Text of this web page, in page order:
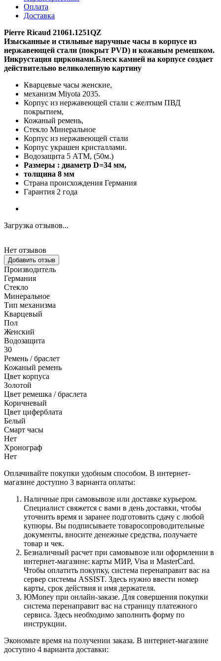
Оплата
Доставка
Pierre Ricaud 21061.1251QZ
Изысканные и стильные наручные часы в корпусе из
нержавеющей стали (покрыт PVD) и кожаным ремешком.
Инкрустация цирконами.Блеск камней на корпусе создает
действительно великолепную картину
Кварцевые часы женские,
механизм Miyota 2035.
Корпус из нержавеющей стали с желтым ПВД
покрытием,
Кожаный ремень,
Стекло Минеральное
Корпус из нержавеющей стали
Корпус украшен кристаллами.
Водозащита 5 АТМ, (50м.)
Размеры : диаметр D=34 мм,
толщина 8 мм
Страна происхождения Германия
Гарантия 2 года
Загрузка отзывов...
Нет отзывов
Добавить отзыв
Производитель
Германия
Стекло
Минеральное
Тип механизма
Кварцевый
Пол
Женский
Водозащита
30
Ремень / браслет
Кожаный ремень
Цвет корпуса
Золотой
Цвет ремешка / браслета
Коричневый
Цвет циферблата
Белый
Смарт часы
Нет
Хронограф
Нет
Оплачивайте покупки удобным способом. В интернет-
магазине доступно 3 варианта оплаты:
Наличные при самовывозе или доставке курьером.
Специалист свяжется с вами в день доставки, чтобы
уточнить время и заранее подготовить сдачу с любой
купюры. Вы подписываете товаросопроводительные
документы, вносите денежные средства, получаете
товар и чек.
Безналичный расчет при самовывозе или оформлении в
интернет-магазине: карты МИР, Visa и MasterCard.
Чтобы оплатить покупку, система перенаправит вас на
сервер системы ASSIST. Здесь нужно ввести номер
карты, срок действия и имя держателя.
ЮMoney при онлайн-заказе. Для совершения покупки
система перенаправит вас на страницу платежного
сервиса. Здесь необходимо заполнить форму по
инструкции.
Экономьте время на получении заказа. В интернет-магазине
доступно 4 варианта доставки: